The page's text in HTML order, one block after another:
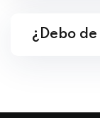
¿Debo